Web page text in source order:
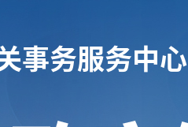
事务服务中心